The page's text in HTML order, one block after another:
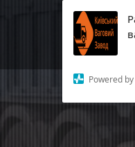
Powered